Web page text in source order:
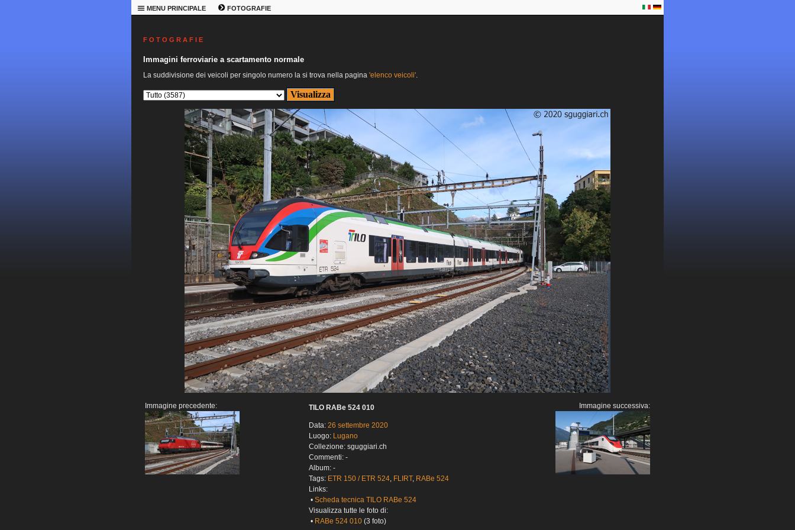
MENU PRINCIPALE FOTOGRAFIE
F O T O G R A F I E
Immagini ferroviarie a scartamento normale
La suddivisione dei veicoli per singolo numero la si trova nella pagina 'elenco veicoli'.
Immagine precedente: TILO RABe 524 010
Data: 26 settembre 2020
Luogo: Lugano
Collezione: sguggiari.ch
Commenti: -
Album: -
Tags: ETR 150 / ETR 524, FLIRT, RABe 524
Links:
• Scheda tecnica TILO RABe 524
Visualizza tutte le foto di:
• RABe 524 010 (3 foto)
Immagine successiva: